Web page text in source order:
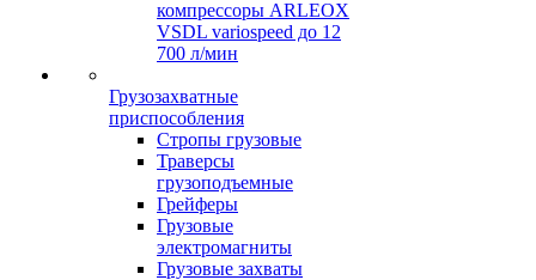
компрессоры ARLEOX
VSDL variospeed до 12
700 л/мин
Грузозахватные
приспособления
Стропы грузовые
Траверсы
грузоподъемные
Грейферы
Грузовые
электромагниты
Грузовые захваты